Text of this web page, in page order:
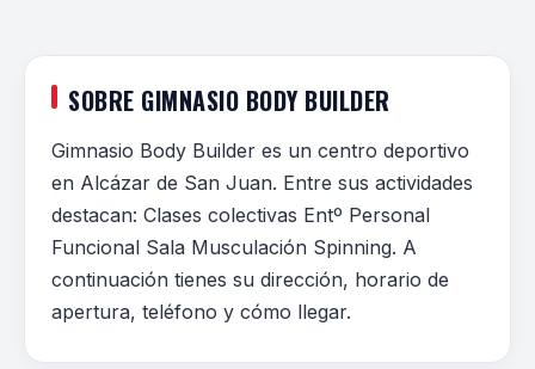
SOBRE GIMNASIO BODY BUILDER
Gimnasio Body Builder es un centro deportivo
en Alcázar de San Juan. Entre sus actividades
destacan: Clases colectivas Entº Personal
Funcional Sala Musculación Spinning. A
continuación tienes su dirección, horario de
apertura, teléfono y cómo llegar.